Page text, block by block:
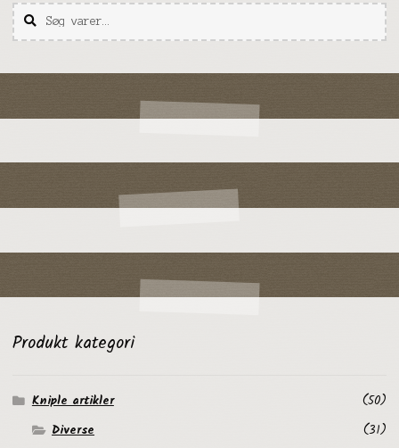
Søg
efter:
Søg
Produkt kategori
Kniple artikler
(50)
Diverse
(31)